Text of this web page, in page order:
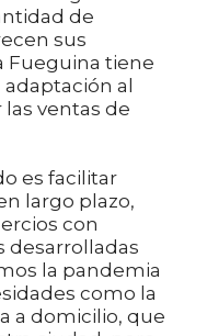
de
sus
Fueguina tiene
al
ventas de
es facilitar
largo plazo,
con
desarrolladas
la pandemia
como la
a domicilio, que